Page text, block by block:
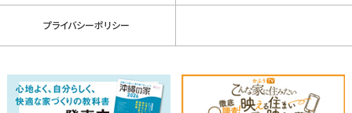
プライバシーポリシー